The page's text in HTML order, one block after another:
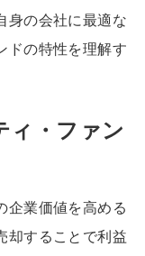
身の会社に最適な
ドの特性を理解す
ィ・ファン
企業価値を高める
却することで利益